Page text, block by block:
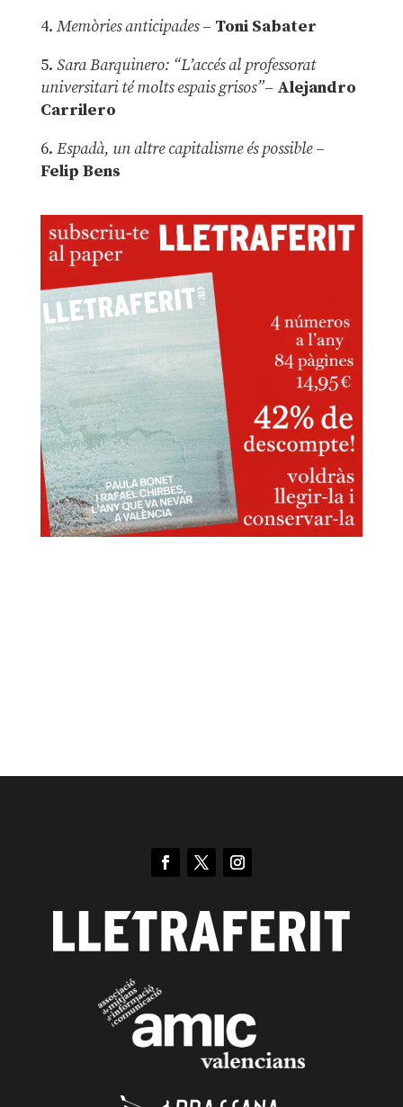
4. Memòries anticipades– Toni Sabater
5. Sara Barquinero: “L’accés al professorat
universitari té molts espais grisos”– Alejandro
Carrilero
6. Espadà, un altre capitalisme és possible –
Felip Bens